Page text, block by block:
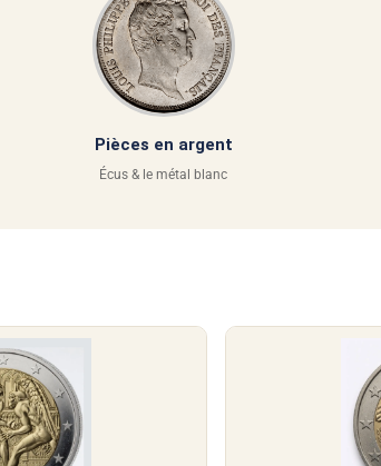
Pièces en argent
Écus & le métal blanc